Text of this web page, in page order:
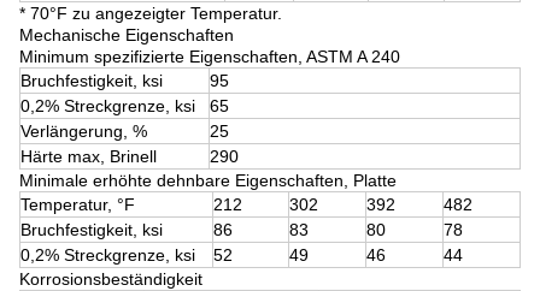
* 70°F zu angezeigter Temperatur.
Mechanische Eigenschaften
Minimum spezifizierte Eigenschaften, ASTM A 240
Bruchfestigkeit, ksi
95
0,2% Streckgrenze, ksi
65
Verlängerung, %
25
Härte max, Brinell
290
Minimale erhöhte dehnbare Eigenschaften, Platte
Temperatur, °F
212 302 392
482
Bruchfestigkeit, ksi
86 83 80
78
0,2% Streckgrenze, ksi
52 49 46
44
Korrosionsbeständigkeit